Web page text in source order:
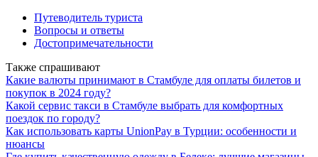
Путеводитель туриста
Вопросы и ответы
Достопримечательности
Также спрашивают
Какие валюты принимают в Стамбуле для оплаты билетов и
покупок в 2024 году?
Какой сервис такси в Стамбуле выбрать для комфортных
поездок по городу?
Как использовать карты UnionPay в Турции: особенности и
нюансы